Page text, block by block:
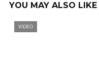
YOU MAY ALSO LIKE
VIDEO